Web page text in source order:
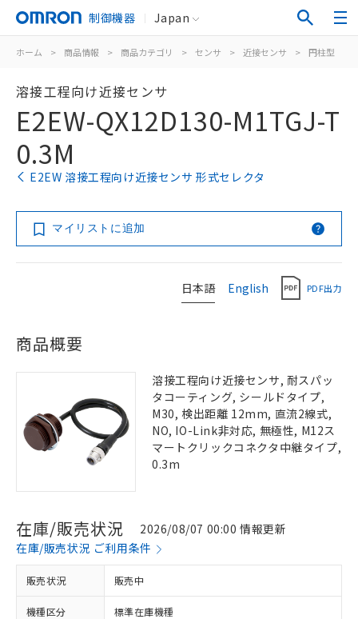
制御機器 Japan
ホーム > 商品情報 > 商品カテゴリ > センサ > 近接センサ > 円柱型
溶接工程向け近接センサ
E2EW-QX12D130-M1TGJ-T
0.3M
E2EW 溶接工程向け近接センサ 形式セレクタ
マイリストに追加
日本語 English PDF出力
商品概要
溶接工程向け近接センサ, 耐スパッ
タコーティング, シールドタイプ,
M30, 検出距離 12mm, 直流2線式,
NO, IO-Link非対応, 無極性, M12ス
マートクリックコネクタ中継タイプ,
0.3m
在庫/販売状況
2026/08/07 00:00 情報更新
在庫/販売状況 ご利用条件
販売状況 販売中
機種区分 標準在庫機種